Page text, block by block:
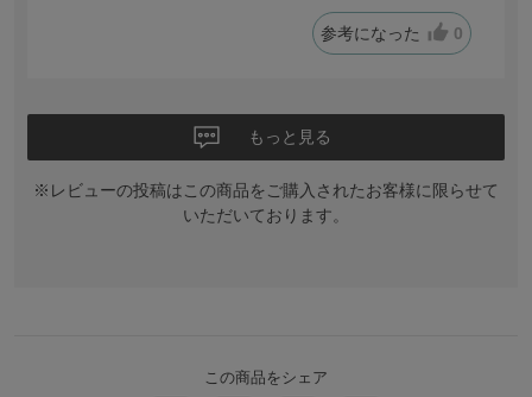
参考になった 0
もっと見る
※レビューの投稿はこの商品をご購入されたお客様に限らせて
いただいております。
この商品をシェア